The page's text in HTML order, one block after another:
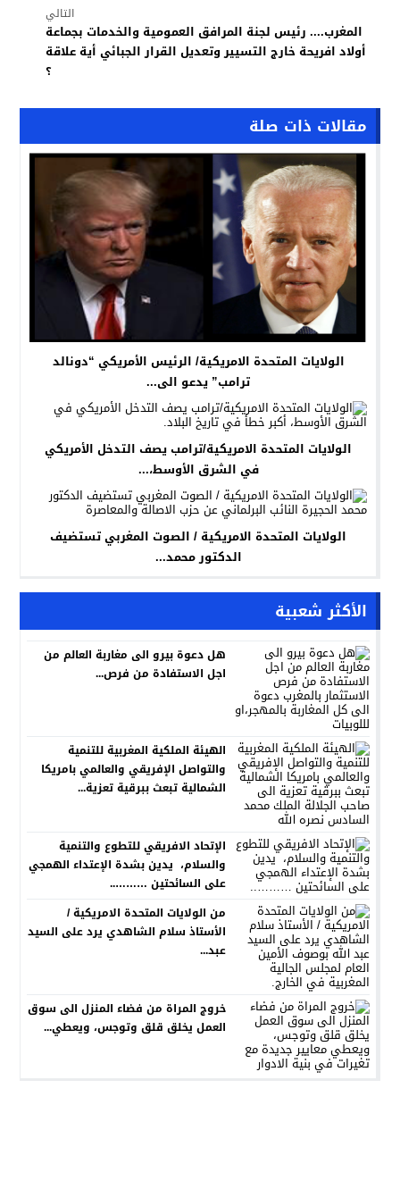
التالي
المغرب.... رئيس لجنة المرافق العمومية والخدمات بجماعة
أولاد افريحة خارج التسيير وتعديل القرار الجبائي أية علاقة
؟
مقالات ذات صلة
الولايات المتحدة الامريكية/ الرئيس الأمريكي “دونالد
ترامب” يدعو الى...
الولايات المتحدة الامريكية/ترامب يصف التدخل الأمريكي
في الشرق الأوسط،...
الولايات المتحدة الامريكية / الصوت المغربي تستضيف
الدكتور محمد...
الأكثر شعبية
هل دعوة بيرو الى مغاربة العالم من
اجل الاستفادة من فرص...
الهيئة الملكية المغربية للتنمية
والتواصل الإفريقي والعالمي بامريكا
الشمالية تبعث ببرقية تعزية...
الإتحاد الافريقي للتطوع والتنمية
والسلام، يدين بشدة الإعتداء الهمجي
على السائحتين ………..
من الولايات المتحدة الامريكية /
الأستاذ سلام الشاهدي يرد على السيد
عبد...
خروج المراة من فضاء المنزل الى سوق
العمل يخلق قلق وتوجس، ويعطي...